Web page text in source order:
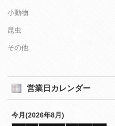
小動物
昆虫
その他
営業日カレンダー
今月(2026年8月)